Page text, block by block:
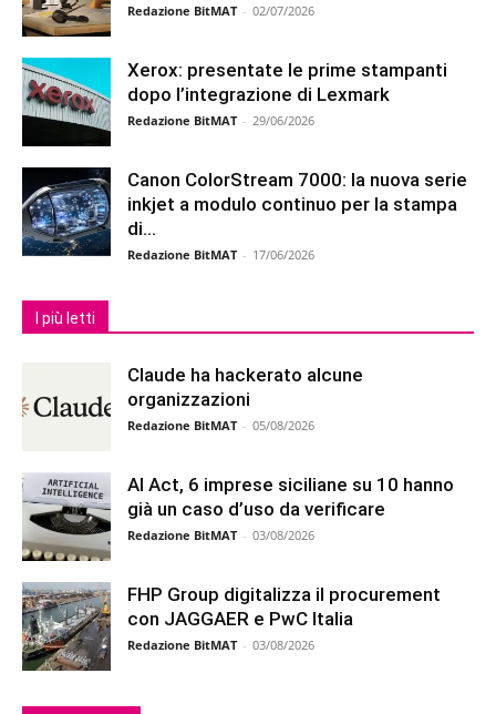
Redazione BitMAT - 02/07/2026
Xerox: presentate le prime stampanti
dopo l’integrazione di Lexmark
Redazione BitMAT - 29/06/2026
Canon ColorStream 7000: la nuova serie
inkjet a modulo continuo per la stampa
di...
Redazione BitMAT - 17/06/2026
I più letti
Claude ha hackerato alcune
organizzazioni
Redazione BitMAT - 05/08/2026
AI Act, 6 imprese siciliane su 10 hanno
già un caso d’uso da verificare
Redazione BitMAT - 03/08/2026
FHP Group digitalizza il procurement
con JAGGAER e PwC Italia
Redazione BitMAT - 03/08/2026